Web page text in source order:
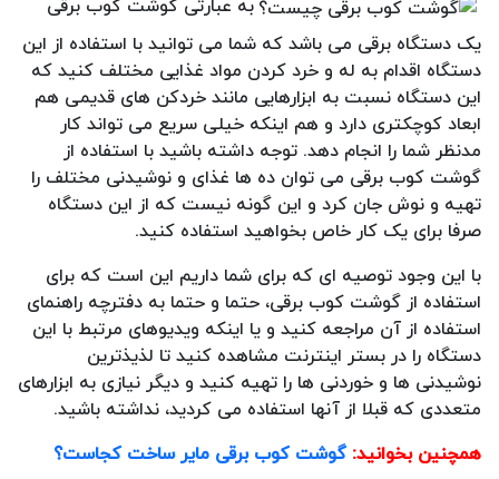
یک دستگاه برقی می باشد که شما می توانید با استفاده از این
دستگاه اقدام به له و خرد کردن مواد غذایی مختلف کنید که
این دستگاه نسبت به ابزارهایی مانند خردکن های قدیمی هم
ابعاد کوچکتری دارد و هم اینکه خیلی سریع می تواند کار
مدنظر شما را انجام دهد. توجه داشته باشید با استفاده از
گوشت کوب برقی می توان ده ها غذای و نوشیدنی مختلف را
تهیه و نوش جان کرد و این گونه نیست که از این دستگاه
صرفا برای یک کار خاص بخواهید استفاده کنید.
با این وجود توصیه ای که برای شما داریم این است که برای
استفاده از گوشت کوب برقی، حتما و حتما به دفترچه راهنمای
استفاده از آن مراجعه کنید و یا اینکه ویدیوهای مرتبط با این
دستگاه را در بستر اینترنت مشاهده کنید تا لذیذترین
نوشیدنی ها و خوردنی ها را تهیه کنید و دیگر نیازی به ابزارهای
متعددی که قبلا از آنها استفاده می کردید، نداشته باشید.
همچنین بخوانید:گوشت کوب برقی مایر ساخت کجاست؟